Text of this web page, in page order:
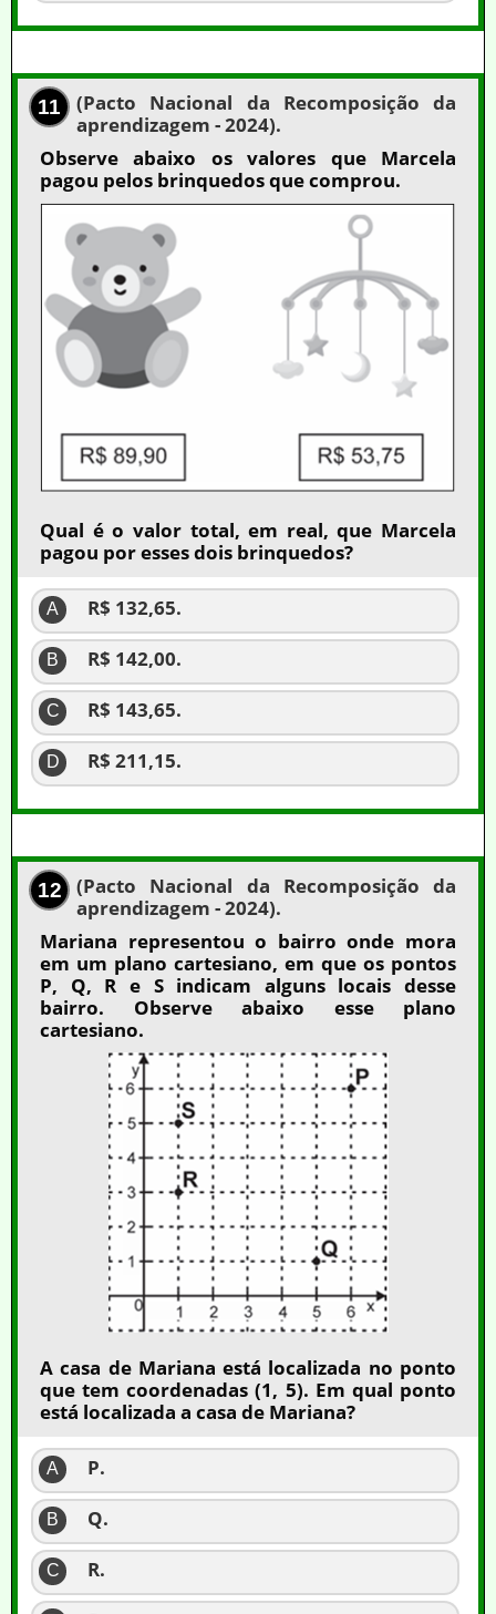
11
(Pacto Nacional da Recomposição da
aprendizagem - 2024).
Observe abaixo os valores que Marcela
pagou pelos brinquedos que comprou.
Qual é o valor total, em real, que Marcela
pagou por esses dois brinquedos?
A R$ 132,65.
B R$ 142,00.
C R$ 143,65.
D R$ 211,15.
12
(Pacto Nacional da Recomposição da
aprendizagem - 2024).
Mariana representou o bairro onde mora
em um plano cartesiano, em que os pontos
P, Q, R e S indicam alguns locais desse
bairro. Observe abaixo esse plano
cartesiano.
A casa de Mariana está localizada no ponto
que tem coordenadas (1, 5). Em qual ponto
está localizada a casa de Mariana?
A P.
B Q.
C R.